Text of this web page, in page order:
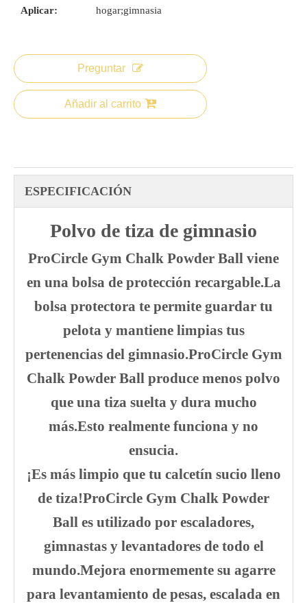
Aplicar:
hogar;gimnasia
Preguntar
Añadir al carrito
ESPECIFICACIÓN
Polvo de tiza de gimnasio
ProCircle Gym Chalk Powder Ball viene
en una bolsa de protección recargable.La
bolsa protectora te permite guardar tu
pelota y mantiene limpias tus
pertenencias del gimnasio.ProCircle Gym
Chalk Powder Ball produce menos polvo
que una tiza suelta y dura mucho
más.Esto realmente funciona y no
ensucia.
¡Es más limpio que tu calcetín sucio lleno
de tiza!ProCircle Gym Chalk Powder
Ball es utilizado por escaladores,
gimnastas y levantadores de todo el
mundo.Mejora enormemente su agarre
para levantamiento de pesas, escalada en